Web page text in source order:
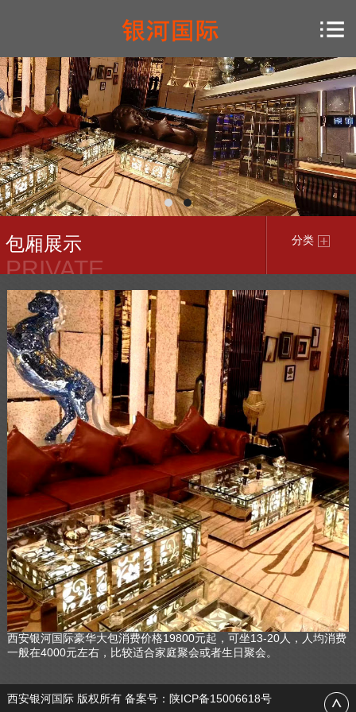
包厢展示
PRIVATE
ROOM
分类
西安银河国际豪华大包消费价格19800元起，可坐13-20人，人均消费
一般在4000元左右，比较适合家庭聚会或者生日聚会。
西安银河国际 版权所有 备案号： 陕ICP备15006618号